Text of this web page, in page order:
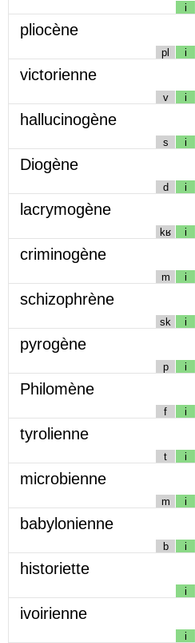
i
pliocène
pl i
victorienne
v i
hallucinogène
s i
Diogène
d i
lacrymogène
kʁ i
criminogène
m i
schizophrène
sk i
pyrogène
p i
Philomène
f i
tyrolienne
t i
microbienne
m i
babylonienne
b i
historiette
i
ivoirienne
i